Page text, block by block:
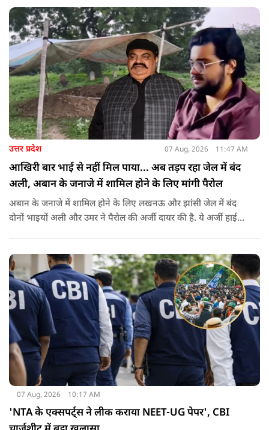
जनाधिकार महासभा के आह्वान पर आयोजित किया जा रहा है.
उत्तर प्रदेश 07 Aug, 2026 11:47 AM
आखिरी बार भाई से नहीं मिल पाया... अब तड़प रहा जेल में बंद
अली, अबान के जनाजे में शामिल होने के लिए मांगी पैरोल
अबान के जनाजे में शामिल होने के लिए लखनऊ और झांसी जेल में बंद
दोनों भाइयों अली और उमर ने पैरोल की अर्जी दायर की है. ये अर्जी हाई
07 Aug, 2026 10:17 AM
'NTA के एक्सपर्ट्स ने लीक कराया NEET-UG पेपर', CBI